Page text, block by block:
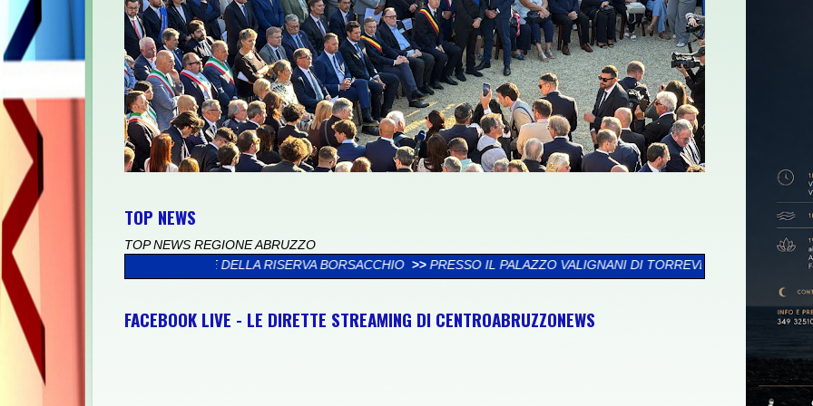
TOP NEWS
TOP NEWS REGIONE ABRUZZO
MARE DELLA RISERVA BORSACCHIO >> PRESSO IL PALAZZO VALIGNANI DI TORREVECCHIA TEATINA SI CHIUDE LA XXVI
FACEBOOK LIVE - LE DIRETTE STREAMING DI CENTROABRUZZONEWS